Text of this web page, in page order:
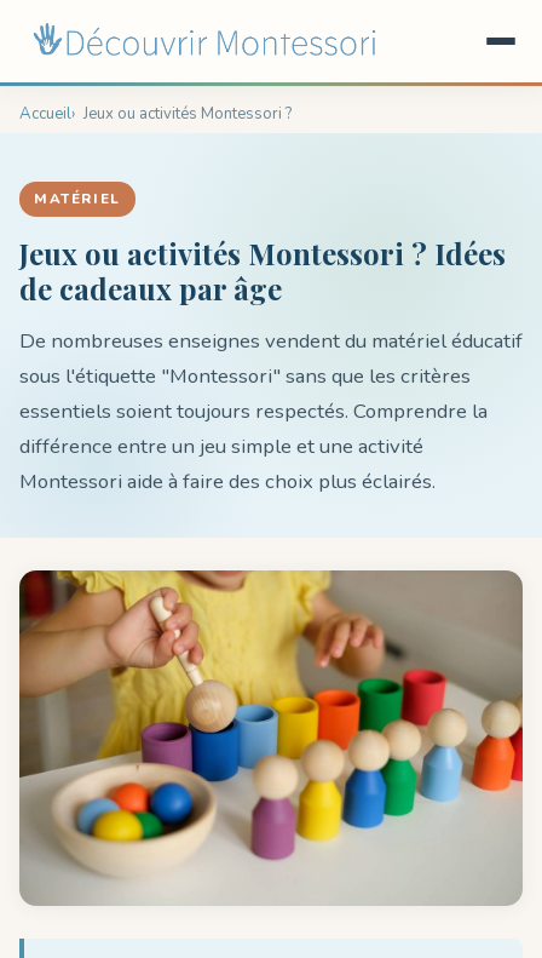
Accueil Jeux ou activités Montessori ?
MATÉRIEL
Jeux ou activités Montessori ? Idées
de cadeaux par âge
De nombreuses enseignes vendent du matériel éducatif
sous l'étiquette "Montessori" sans que les critères
essentiels soient toujours respectés. Comprendre la
différence entre un jeu simple et une activité
Montessori aide à faire des choix plus éclairés.